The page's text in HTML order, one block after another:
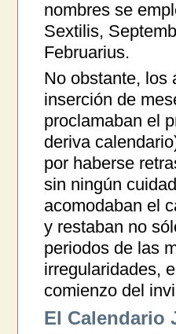
nombres se
Sextilis,
Februarius.
No obstante, los
inserción de
proclamaban el
deriva
por haberse
sin ningún
acomodaban el
y restaban no
periodos de las
irregularidades,
comienzo del
El Calendario